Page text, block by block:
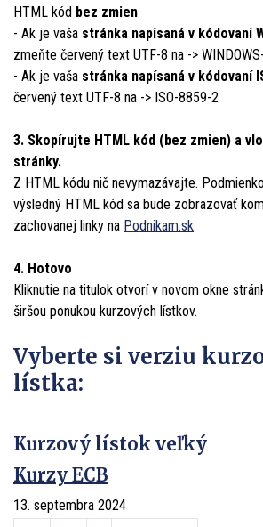
HTML kód bez zmien
- Ak je vaša stránka napísaná v kódovaní
zmeňte červený text UTF-8 na ->
- Ak je vaša stránka napísaná v kódovaní
červený text UTF-8 na -> ISO-8859-2
3. Skopírujte HTML kód (bez zmien) a
stránky.
Z HTML kódu nič nevymazávajte.
výsledný HTML kód sa bude zobrazovať
zachovanej linky na Podnikam.sk.
4. Hotovo
Kliknutie na titulok otvorí v novom okne
širšou ponukou kurzových lístkov.
Vyberte si verziu
lístka:
Kurzový lístok veľký
Kurzy ECB
13. septembra 2024